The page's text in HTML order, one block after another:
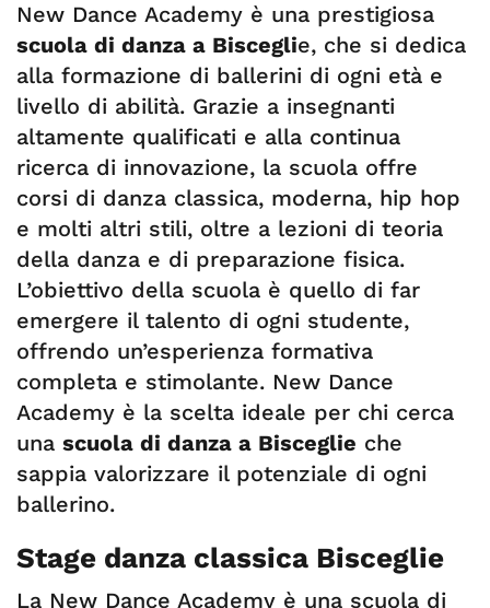
New Dance Academy è una prestigiosa
scuola di danza a Bisceglie, che si dedica
alla formazione di ballerini di ogni età e
livello di abilità. Grazie a insegnanti
altamente qualificati e alla continua
ricerca di innovazione, la scuola offre
corsi di danza classica, moderna, hip hop
e molti altri stili, oltre a lezioni di teoria
della danza e di preparazione fisica.
L’obiettivo della scuola è quello di far
emergere il talento di ogni studente,
offrendo un’esperienza formativa
completa e stimolante. New Dance
Academy è la scelta ideale per chi cerca
una scuola di danza a Bisceglie che
sappia valorizzare il potenziale di ogni
ballerino.
Stage danza classica Bisceglie
La New Dance Academy è una scuola di